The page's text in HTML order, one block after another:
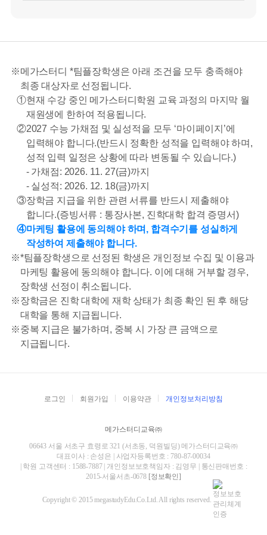
※메가스터디 *팀플장학생은 아래 조건을 모두 충족해야
최종 대상자로 선정됩니다.
①현재 수강 중인 메가스터디학원 교육 과정의 마지막 월
재원생에 한하여 적용됩니다.
②2027 수능 가채점 및 실성적을 모두 ‘마이페이지’에
입력해야 합니다.(반드시 정확한 성적을 입력해야 하며,
성적 입력 일정은 상황에 따라 변동될 수 있습니다.)
- 가채점: 2026. 11. 27(금)까지
- 실성적: 2026. 12. 18(금)까지
③장학금 지급을 위한 관련 서류를 반드시 제출해야
합니다.(증빙서류 : 통장사본, 진학대학 합격 증명서)
④마케팅 활용에 동의해야 하며, 합격수기를 성실하게
작성하여 제출해야 합니다.
※*팀플장학생으로 선정된 학생은 개인정보 수집 및 이용과
마케팅 활용에 동의해야 합니다. 이에 대해 거부할 경우,
장학생 선정이 취소됩니다.
※장학금은 진학 대학에 재학 상태가 최종 확인 된 후 해당
대학을 통해 지급됩니다.
※중복 지급은 불가하며, 중복 시 가장 큰 금액으로
지급됩니다.
로그인 회원가입 이용약관 개인정보처리방침
메가스터디교육㈜
06643 서울 서초구 효령로 321 (서초동, 덕원빌딩) 메가스터디교육㈜
대표이사 : 손성은 | 사업자등록번호 : 780-87-00034
| 학원 고객센터 : 1588-7887 | 개인정보보호책임자 : 김영무 | 통신판매번호 :
2015-서울서초-0678 [정보확인]
Copyright © 2015 megastudyEdu.Co.Ltd. All rights reserved.